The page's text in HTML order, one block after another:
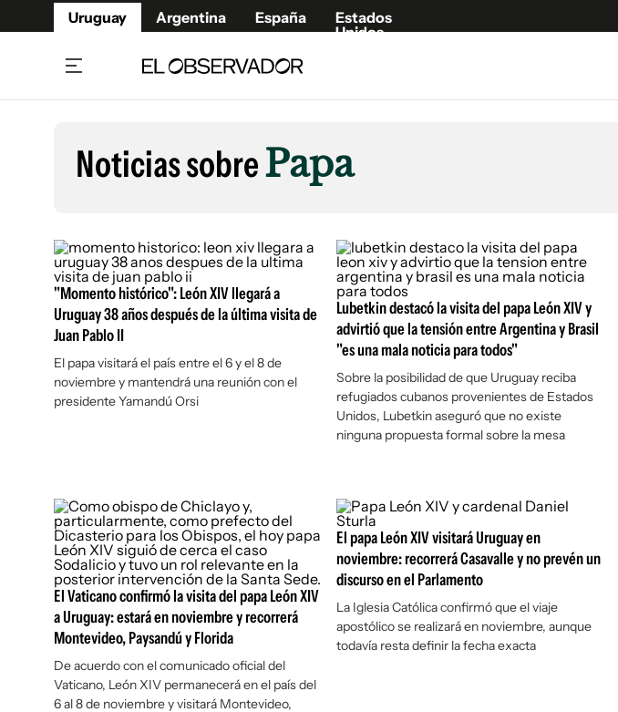
Uruguay Argentina España
Estados
Unidos
Beneficios Member
Café y Negocios
Economía y Empresas
Agro
Brand Studio
Mundo
Cultura y Espectáculos
Fúnebres
Publicaciones
Newsletters
Argentina
España
Estados Unidos
Noticias sobrePapa
"Momento histórico": León XIV llegará a
Uruguay 38 años después de la última visita de
Juan Pablo II
El papa visitará el país entre el 6 y el 8 de
noviembre y mantendrá una reunión con el
presidente Yamandú Orsi
Lubetkin destacó la visita del papa León XIV y
advirtió que la tensión entre Argentina y Brasil
"es una mala noticia para todos"
Sobre la posibilidad de que Uruguay reciba
refugiados cubanos provenientes de Estados
Unidos, Lubetkin aseguró que no existe
ninguna propuesta formal sobre la mesa
El Vaticano confirmó la visita del papa León XIV
a Uruguay: estará en noviembre y recorrerá
Montevideo, Paysandú y Florida
De acuerdo con el comunicado oficial del
Vaticano, León XIV permanecerá en el país del
6 al 8 de noviembre y visitará Montevideo,
El papa León XIV visitará Uruguay en
noviembre: recorrerá Casavalle y no prevén un
discurso en el Parlamento
La Iglesia Católica confirmó que el viaje
apostólico se realizará en noviembre, aunque
todavía resta definir la fecha exacta